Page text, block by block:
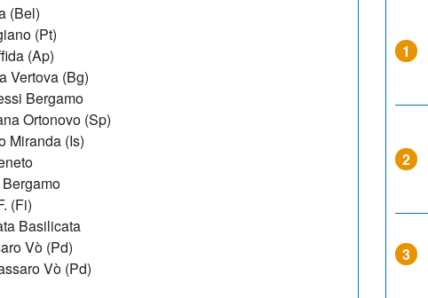
(Bel)
(Pt)
(Ap)
Vertova (Bg)
Bergamo
Ortonovo (Sp)
Miranda (Is)
(Fi)
Basilicata
Vò (Pd)
Vò (Pd)
1
2
3